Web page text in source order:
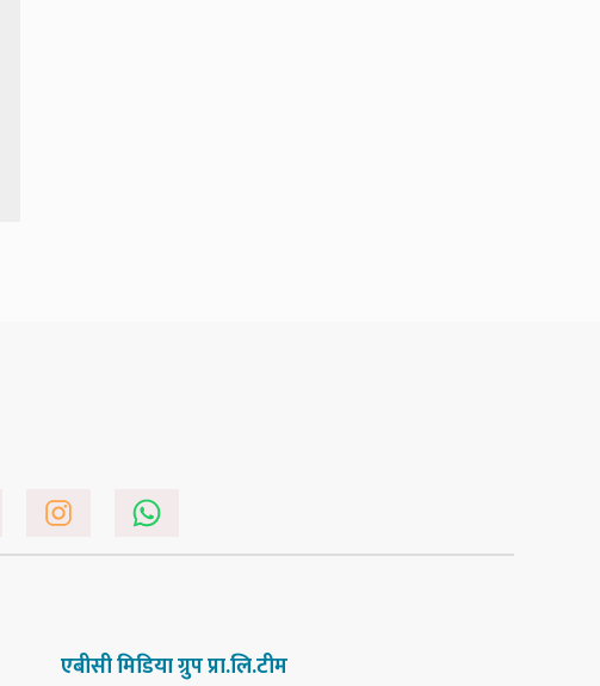
एबीसी मिडिया ग्रुप प्रा.लि.टीम